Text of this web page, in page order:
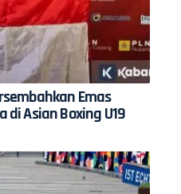
Emas
Asian Boxing U19